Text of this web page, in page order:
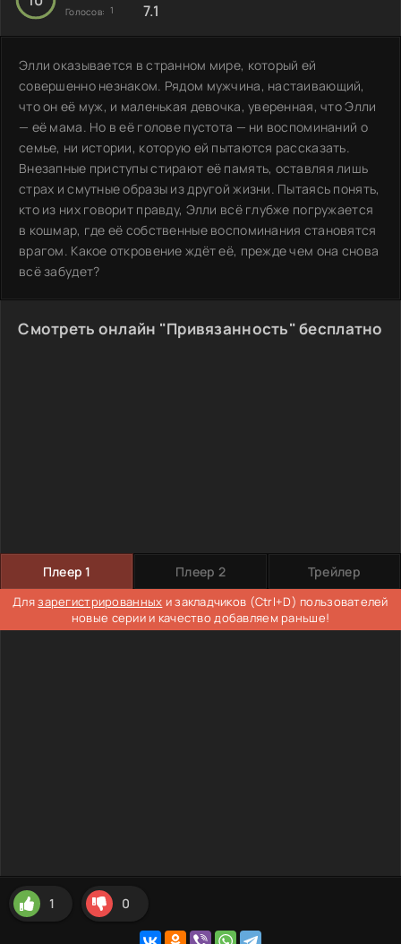
Голосов: 1 7.1
Элли оказывается в странном мире, который ей
совершенно незнаком. Рядом мужчина, настаивающий,
что он её муж, и маленькая девочка, уверенная, что Элли
— её мама. Но в её голове пустота — ни воспоминаний о
семье, ни истории, которую ей пытаются рассказать.
Внезапные приступы стирают её память, оставляя лишь
страх и смутные образы из другой жизни. Пытаясь понять,
кто из них говорит правду, Элли всё глубже погружается
в кошмар, где её собственные воспоминания становятся
врагом. Какое откровение ждёт её, прежде чем она снова
всё забудет?
Смотреть онлайн "Привязанность" бесплатно
Плеер 1 Плеер 2 Трейлер
Длязарегистрированных и закладчиков (Ctrl+D) пользователей
новые серии и качество добавляем раньше!
1 0